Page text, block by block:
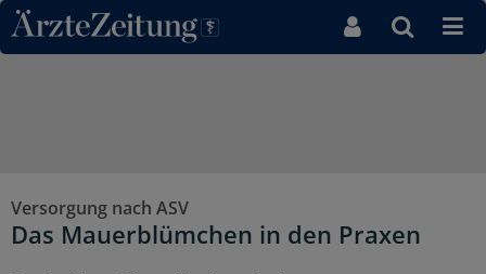
Direkt zum Inhaltsbereich
Versorgung nach ASV
Das Mauerblümchen in den Praxen